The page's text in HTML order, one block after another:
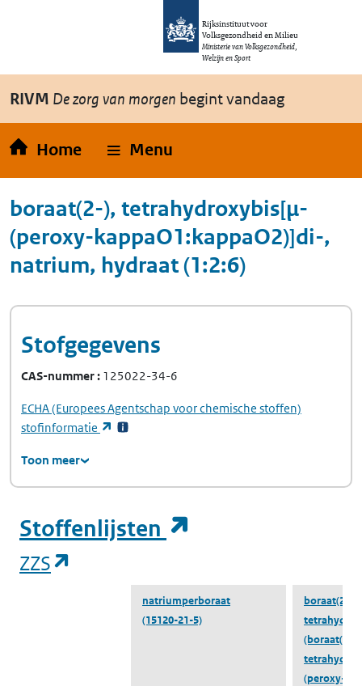
Overslaan en naar de inhoud gaan
Rijksinstituut voor
Volksgezondheid en Milieu
Ministerie van Volksgezondheid,
Welzijn en Sport
RIVM De zorg van morgen begint vandaag
Home Menu
boraat(2-), tetrahydroxybis[μ-
(peroxy-kappaO1:kappaO2)]di-,
natrium, hydraat (1:2:6)
Stofgegevens
CAS-nummer 125022-34-6
ECHA(Europees Agentschap voor chemische stoffen)
stofinformatie
(opent in een nieuw tabblad)
Toon meer
Stoffenlijsten
ZZS
natriumperboraat
(15120-21-5)
boraat(2-),
(boraat(2-),
(peroxy-